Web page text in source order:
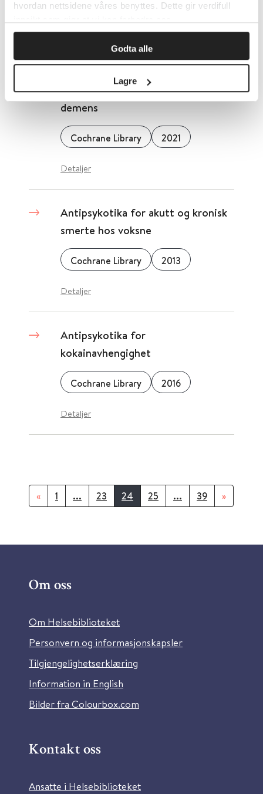
hvordan nettsidene våres benyttes. Dette gir verdifull
Godta alle
Lagre
Detaljer
Antipsykotika for agitasjon og
Alzheimers sykdom og vaskulær
demens
Cochrane Library 2021
Detaljer
Antipsykotika for akutt og kronisk
smerte hos voksne
Cochrane Library 2013
Detaljer
Antipsykotika for
kokainavhengighet
Cochrane Library 2016
Detaljer
« 1 ... 23 24 25 ... 39 »
Om oss
Om Helsebiblioteket
Personvern og informasjonskapsler
Tilgjengelighetserklæring
Information in English
Bilder fra Colourbox.com
Kontakt oss
Ansatte i Helsebiblioteket